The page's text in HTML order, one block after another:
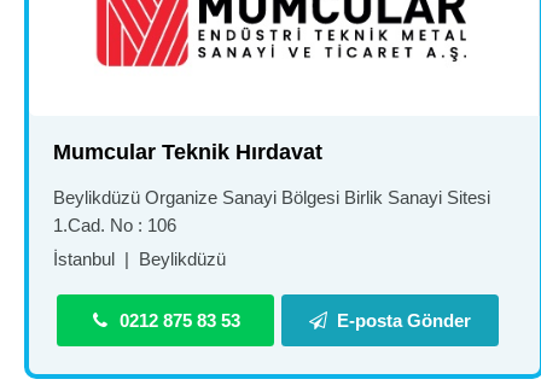
Mumcular Teknik Hırdavat
Beylikdüzü Organize Sanayi Bölgesi Birlik Sanayi Sitesi
1.Cad. No : 106
İstanbul | Beylikdüzü
0212 875 83 53 E-posta Gönder